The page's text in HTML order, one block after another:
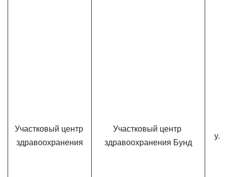
Участковый центр
здравоохранения
Участковый центр
здравоохранения Бунд
ул.